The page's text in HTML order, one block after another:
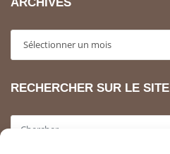
RECHERCHER SUR LE SITE